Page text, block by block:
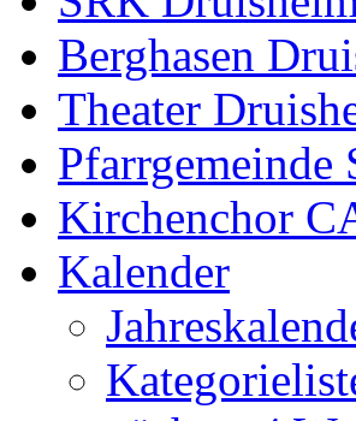
Berghasen
Theater
Pfarrgemeinde
Kirchenchor
Kalender